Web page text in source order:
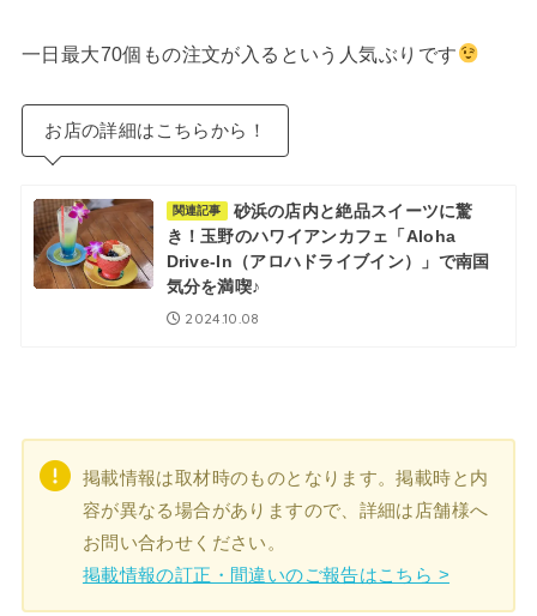
一日最大70個もの注文が入るという人気ぶりです
お店の詳細はこちらから！
関連記事
砂浜の店内と絶品スイーツに驚
き！玉野のハワイアンカフェ「Aloha
Drive-In（アロハドライブイン）」で南国
気分を満喫♪
2024.10.08
掲載情報は取材時のものとなります。掲載時と内
容が異なる場合がありますので、詳細は店舗様へ
お問い合わせください。
掲載情報の訂正・間違いのご報告はこちら >